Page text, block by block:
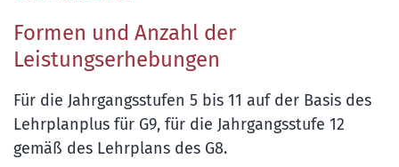
Formen und Anzahl der
Leistungserhebungen
Für die Jahrgangsstufen 5 bis 11 auf der Basis des
Lehrplanplus für G9, für die Jahrgangsstufe 12
gemäß des Lehrplans des G8.